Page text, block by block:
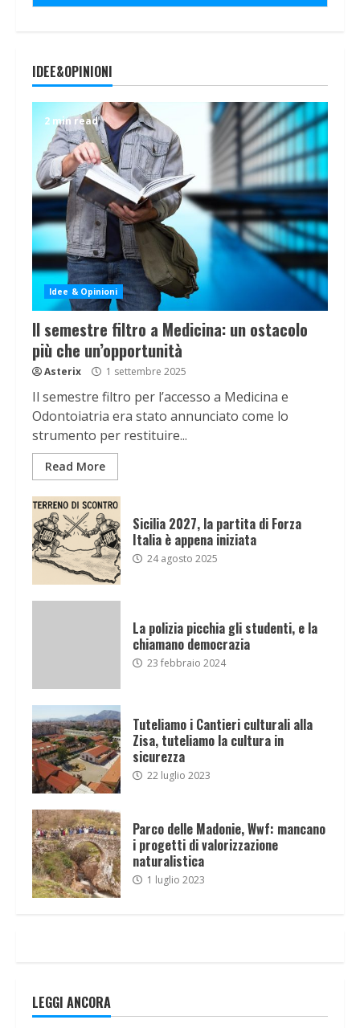
IDEE&OPINIONI
2 min read
Idee & Opinioni
Il semestre filtro a Medicina: un ostacolo
più che un’opportunità
Asterix 1 settembre 2025
Il semestre filtro per l’accesso a Medicina e
Odontoiatria era stato annunciato come lo
strumento per restituire...
Read More
Sicilia 2027, la partita di Forza
Italia è appena iniziata
24 agosto 2025
La polizia picchia gli studenti, e la
chiamano democrazia
23 febbraio 2024
Tuteliamo i Cantieri culturali alla
Zisa, tuteliamo la cultura in
sicurezza
22 luglio 2023
Parco delle Madonie, Wwf: mancano
i progetti di valorizzazione
naturalistica
1 luglio 2023
LEGGI ANCORA